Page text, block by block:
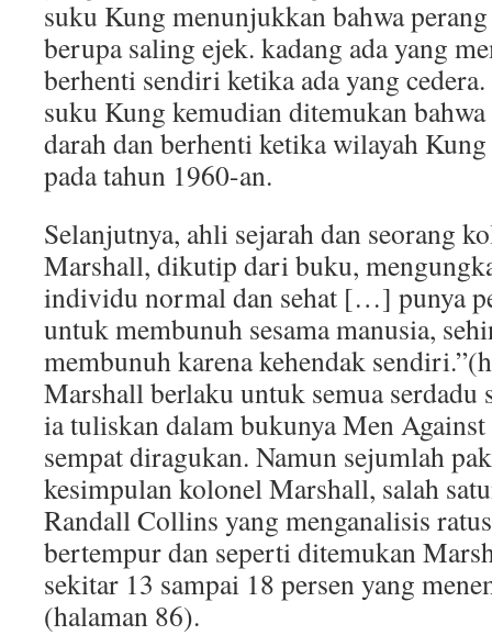
suku Kung menunjukkan bahwa
berupa saling ejek. kadang ada yang
berhenti sendiri ketika ada yang
suku Kung kemudian ditemukan
darah dan berhenti ketika wilayah
pada tahun 1960-an.
Selanjutnya, ahli sejarah dan seorang
Marshall, dikutip dari buku,
individu normal dan sehat […] punya
untuk membunuh sesama manusia,
membunuh karena kehendak
Marshall berlaku untuk semua serdadu
ia tuliskan dalam bukunya Men
sempat diragukan. Namun sejumlah
kesimpulan kolonel Marshall, salah
Randall Collins yang menganalisis
bertempur dan seperti ditemukan
sekitar 13 sampai 18 persen yang
(halaman 86).